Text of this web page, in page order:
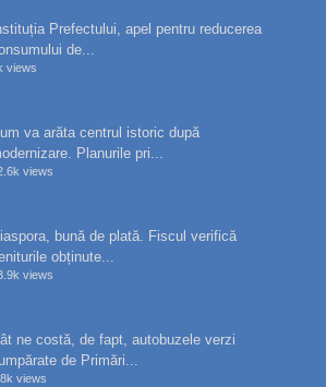
Prefectului, apel pentru reducerea
de...
views
va arăta centrul istoric după
Planurile pri...
views
bună de plată. Fiscul verifică
obținute...
views
ne costă, de fapt, autobuzele verzi
de Primări...
views